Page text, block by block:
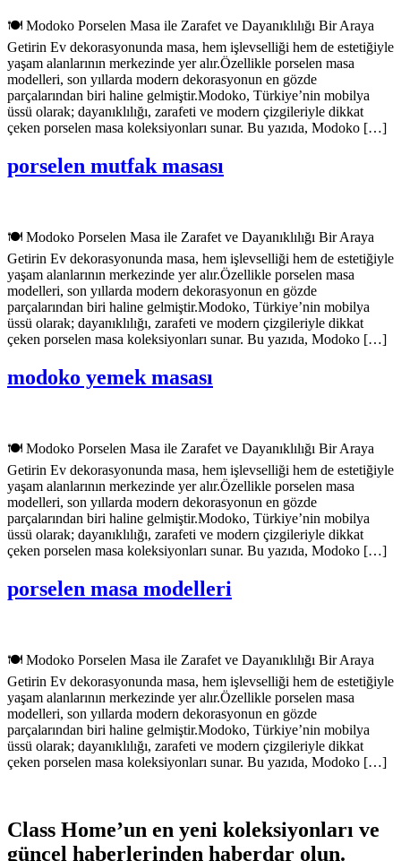
🍽️ Modoko Porselen Masa ile Zarafet ve Dayanıklılığı Bir Araya
Getirin Ev dekorasyonunda masa, hem işlevselliği hem de estetiğiyle
yaşam alanlarının merkezinde yer alır.Özellikle porselen masa
modelleri, son yıllarda modern dekorasyonun en gözde
parçalarından biri haline gelmiştir.Modoko, Türkiye’nin mobilya
üssü olarak; dayanıklılığı, zarafeti ve modern çizgileriyle dikkat
çeken porselen masa koleksiyonları sunar. Bu yazıda, Modoko […]
porselen mutfak masası
🍽️ Modoko Porselen Masa ile Zarafet ve Dayanıklılığı Bir Araya
Getirin Ev dekorasyonunda masa, hem işlevselliği hem de estetiğiyle
yaşam alanlarının merkezinde yer alır.Özellikle porselen masa
modelleri, son yıllarda modern dekorasyonun en gözde
parçalarından biri haline gelmiştir.Modoko, Türkiye’nin mobilya
üssü olarak; dayanıklılığı, zarafeti ve modern çizgileriyle dikkat
çeken porselen masa koleksiyonları sunar. Bu yazıda, Modoko […]
modoko yemek masası
🍽️ Modoko Porselen Masa ile Zarafet ve Dayanıklılığı Bir Araya
Getirin Ev dekorasyonunda masa, hem işlevselliği hem de estetiğiyle
yaşam alanlarının merkezinde yer alır.Özellikle porselen masa
modelleri, son yıllarda modern dekorasyonun en gözde
parçalarından biri haline gelmiştir.Modoko, Türkiye’nin mobilya
üssü olarak; dayanıklılığı, zarafeti ve modern çizgileriyle dikkat
çeken porselen masa koleksiyonları sunar. Bu yazıda, Modoko […]
porselen masa modelleri
🍽️ Modoko Porselen Masa ile Zarafet ve Dayanıklılığı Bir Araya
Getirin Ev dekorasyonunda masa, hem işlevselliği hem de estetiğiyle
yaşam alanlarının merkezinde yer alır.Özellikle porselen masa
modelleri, son yıllarda modern dekorasyonun en gözde
parçalarından biri haline gelmiştir.Modoko, Türkiye’nin mobilya
üssü olarak; dayanıklılığı, zarafeti ve modern çizgileriyle dikkat
çeken porselen masa koleksiyonları sunar. Bu yazıda, Modoko […]
Class Home’un en yeni koleksiyonları ve
güncel haberlerinden haberdar olun.